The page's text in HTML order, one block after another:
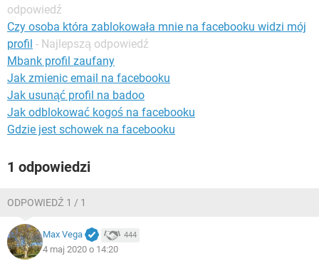
odpowiedź
Czy osoba która zablokowała mnie na facebooku widzi mój
profil - Najlepszą odpowiedź
Mbank profil zaufany
Jak zmienic email na facebooku
Jak usunąć profil na badoo
Jak odblokować kogoś na facebooku
Gdzie jest schowek na facebooku
1 odpowiedzi
ODPOWIEDŹ 1 / 1
Max Vega 444
4 maj 2020 o 14:20